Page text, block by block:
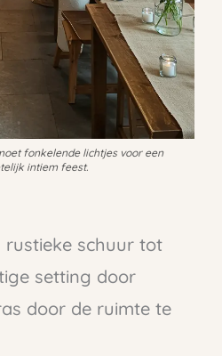
fonkelende lichtjes voor een
intiem feest.
rustieke schuur tot
setting door
door de ruimte te